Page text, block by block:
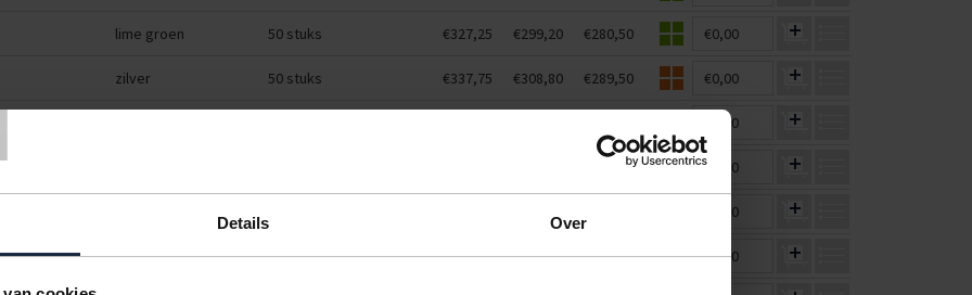
Details Over
lime groen 50 stuks €327,25 €299,20 €280,50 €0,00
zilver 50 stuks €337,75 €308,80 €289,50 €0,00
€0,00
€280,50 €0,00
€0,00
rood 50 stuks €561,75 €513,60 €481,50 €0,00